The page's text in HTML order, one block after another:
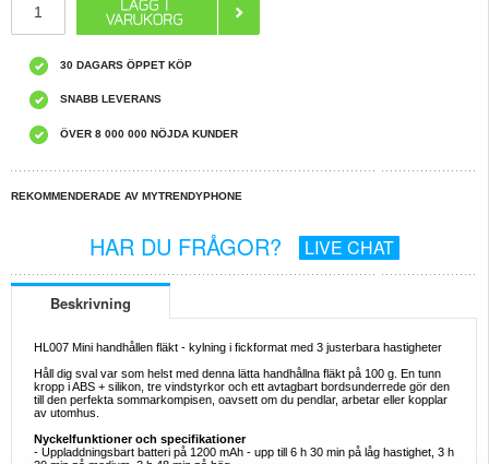
30 DAGARS ÖPPET KÖP
SNABB LEVERANS
ÖVER 8 000 000 NÖJDA KUNDER
REKOMMENDERADE AV MYTRENDYPHONE
HAR DU FRÅGOR? LIVE CHAT
Beskrivning
HL007 Mini handhållen fläkt - kylning i fickformat med 3 justerbara hastigheter
Håll dig sval var som helst med denna lätta handhållna fläkt på 100 g. En tunn
kropp i ABS + silikon, tre vindstyrkor och ett avtagbart bordsunderrede gör den
till den perfekta sommarkompisen, oavsett om du pendlar, arbetar eller kopplar
av utomhus.
Nyckelfunktioner och specifikationer
- Uppladdningsbart batteri på 1200 mAh - upp till 6 h 30 min på låg hastighet, 3 h